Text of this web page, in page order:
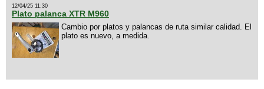
12/04/25 11:30
Plato palanca XTR M960
Cambio por platos y palancas de ruta similar calidad. El
plato es nuevo, a medida.